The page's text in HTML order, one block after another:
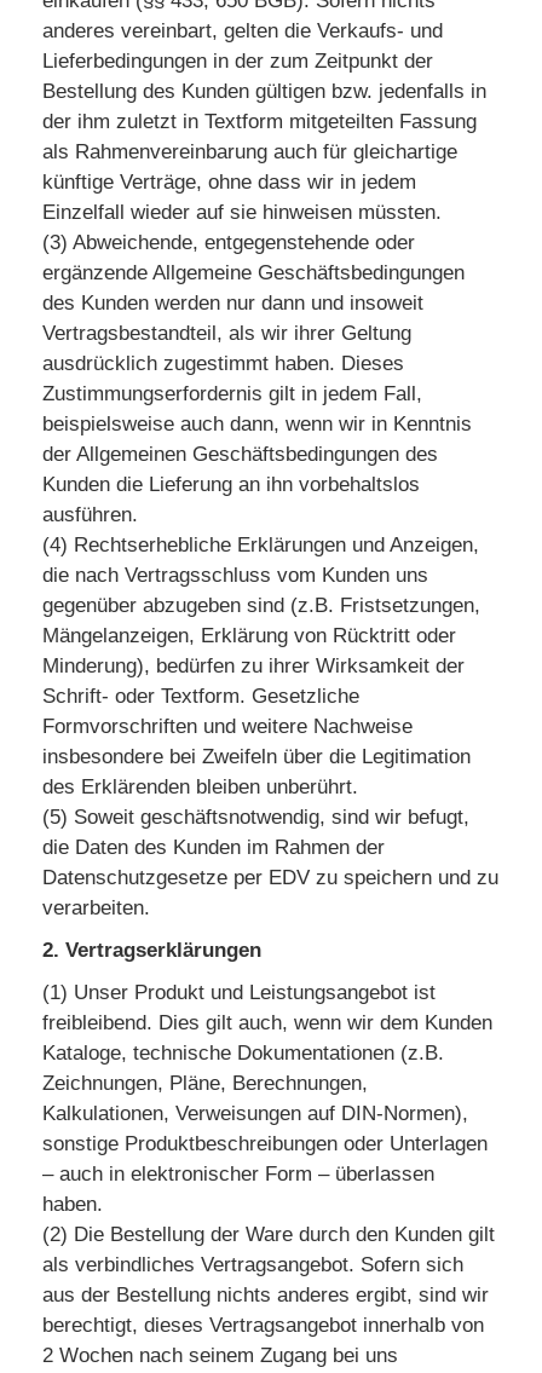
anderes vereinbart, gelten die Verkaufs- und
Lieferbedingungen in der zum Zeitpunkt der
Bestellung des Kunden gültigen bzw. jedenfalls in
der ihm zuletzt in Textform mitgeteilten Fassung
als Rahmenvereinbarung auch für gleichartige
künftige Verträge, ohne dass wir in jedem
Einzelfall wieder auf sie hinweisen müssten.
(3) Abweichende, entgegenstehende oder
ergänzende Allgemeine Geschäftsbedingungen
des Kunden werden nur dann und insoweit
Vertragsbestandteil, als wir ihrer Geltung
ausdrücklich zugestimmt haben. Dieses
Zustimmungserfordernis gilt in jedem Fall,
beispielsweise auch dann, wenn wir in Kenntnis
der Allgemeinen Geschäftsbedingungen des
Kunden die Lieferung an ihn vorbehaltslos
ausführen.
(4) Rechtserhebliche Erklärungen und Anzeigen,
die nach Vertragsschluss vom Kunden uns
gegenüber abzugeben sind (z.B. Fristsetzungen,
Mängelanzeigen, Erklärung von Rücktritt oder
Minderung), bedürfen zu ihrer Wirksamkeit der
Schrift- oder Textform. Gesetzliche
Formvorschriften und weitere Nachweise
insbesondere bei Zweifeln über die Legitimation
des Erklärenden bleiben unberührt.
(5) Soweit geschäftsnotwendig, sind wir befugt,
die Daten des Kunden im Rahmen der
Datenschutzgesetze per EDV zu speichern und zu
verarbeiten.
2. Vertragserklärungen
(1) Unser Produkt und Leistungsangebot ist
freibleibend. Dies gilt auch, wenn wir dem Kunden
Kataloge, technische Dokumentationen (z.B.
Zeichnungen, Pläne, Berechnungen,
Kalkulationen, Verweisungen auf DIN-Normen),
sonstige Produktbeschreibungen oder Unterlagen
– auch in elektronischer Form – überlassen
haben.
(2) Die Bestellung der Ware durch den Kunden gilt
als verbindliches Vertragsangebot. Sofern sich
aus der Bestellung nichts anderes ergibt, sind wir
berechtigt, dieses Vertragsangebot innerhalb von
2 Wochen nach seinem Zugang bei uns